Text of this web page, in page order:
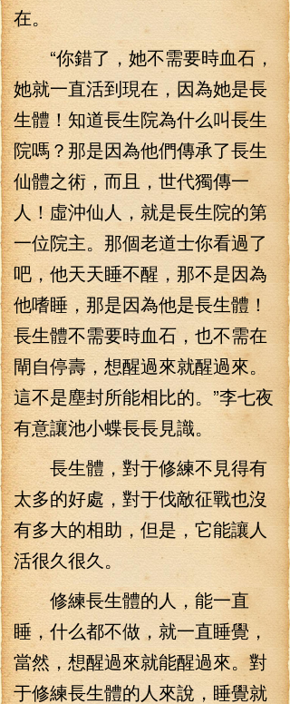
在。
“你錯了，她不需要時血石，
她就一直活到現在，因為她是長
生體！知道長生院為什么叫長生
院嗎？那是因為他們傳承了長生
仙體之術，而且，世代獨傳一
人！虛沖仙人，就是長生院的第
一位院主。那個老道士你看過了
吧，他天天睡不醒，那不是因為
他嗜睡，那是因為他是長生體！
長生體不需要時血石，也不需在
閘自停壽，想醒過來就醒過來。
這不是塵封所能相比的。”李七夜
有意讓池小蝶長長見識。
長生體，對于修練不見得有
太多的好處，對于伐敵征戰也沒
有多大的相助，但是，它能讓人
活很久很久。
修練長生體的人，能一直
睡，什么都不做，就一直睡覺，
當然，想醒過來就能醒過來。對
于修練長生體的人來說，睡覺就